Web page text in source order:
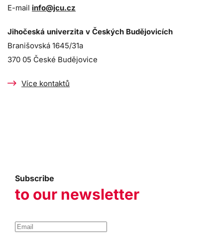
E-mail info@jcu.cz
Jihočeská univerzita v Českých Budějovicích
Branišovská 1645/31a
370 05 České Budějovice
Více kontaktů
Subscribe
to our newsletter